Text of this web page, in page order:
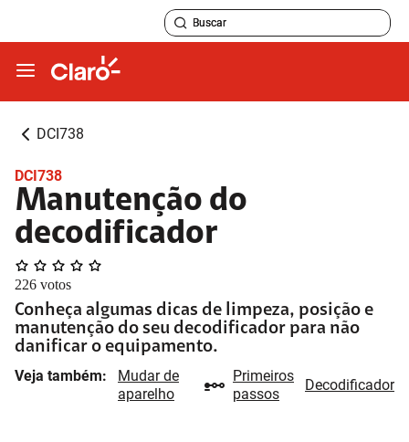
DCI738
DCI738
Manutenção do
decodificador
226 votos
Conheça algumas dicas de limpeza, posição e
manutenção do seu decodificador para não
danificar o equipamento.
Veja também:
Mudar de
aparelho
Primeiros
passos
Decodificador